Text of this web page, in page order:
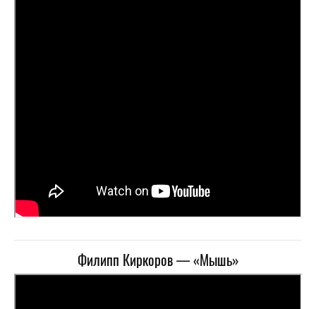
Филипп Киркоров — «Мышь»